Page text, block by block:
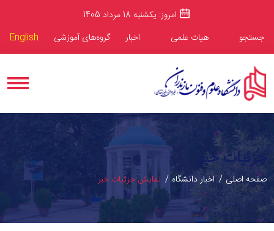
امروز: یکشنبه 18 مرداد 1405
جستجو
هیات علمی اخبار گروه‌های آموزشی English
جزئیات خبر
صفحه اصلی اخبار دانشگاه نمایش جزئیات خبر